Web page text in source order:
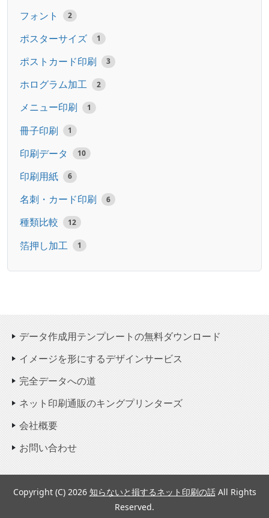
フォント 2
ポスターサイズ 1
ポストカード印刷 3
ホログラム加工 2
メニュー印刷 1
冊子印刷 1
印刷データ 10
印刷用紙 6
名刺・カード印刷 6
種類比較 12
箔押し加工 1
データ作成用テンプレートの無料ダウンロード
イメージを形にするデザインサービス
完全データへの道
ネット印刷通販のキングプリンターズ
会社概要
お問い合わせ
Copyright (C) 2026 知らないと損するネット印刷の話 All Rights
Reserved.